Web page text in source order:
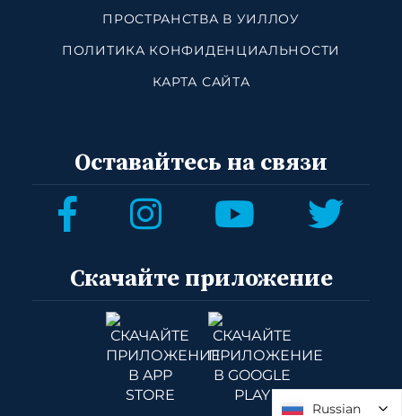
ПРОСТРАНСТВА В УИЛЛОУ
ПОЛИТИКА КОНФИДЕНЦИАЛЬНОСТИ
КАРТА САЙТА
Оставайтесь на связи
Скачайте приложение
Russian
Russian